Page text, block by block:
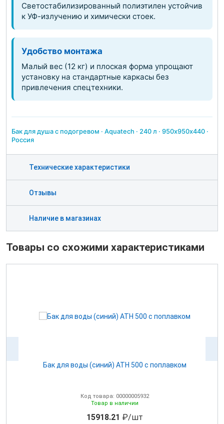
Светостабилизированный полиэтилен устойчив
к УФ-излучению и химически стоек.
Удобство монтажа
Малый вес (12 кг) и плоская форма упрощают
установку на стандартные каркасы без
привлечения спецтехники.
Бак для душа с подогревом · Aquatech · 240 л · 950х950х440 ·
Россия
Технические характеристики
Отзывы
Наличие в магазинах
Товары со схожими характеристиками
Бак для воды (синий) ATH 500 с поплавком
Код товара: 00000005932
Товар в наличии
15918.21 ₽/шт